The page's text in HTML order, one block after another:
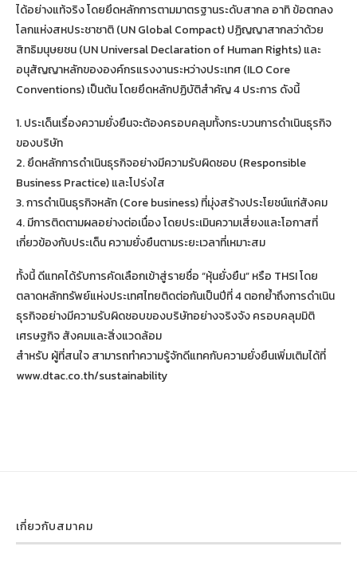
ได้อย่างแท้จริง โดยยึดหลักการตามมาตรฐานระดับสากล อาทิ ข้อตกลง
โลกแห่งสหประชาชาติ (UN Global Compact) ปฏิญญาสากลว่าด้วย
สิทธิมนุษยชน (UN Universal Declaration of Human Rights) และ
อนุสัญญาหลักขององค์กรแรงงานระหว่างประเทศ (ILO Core
Conventions) เป็นต้น โดยยึดหลักปฏิบัติสำคัญ 4 ประการ ดังนี้
1. ประเด็นเรื่องความยั่งยืนจะต้องครอบคลุมทั้งกระบวนการดำเนินธุรกิจ
ของบริษัท
2. ยึดหลักการดำเนินธุรกิจอย่างมีความรับผิดชอบ (Responsible
Business Practice) และโปร่งใส
3. การดำเนินธุรกิจหลัก (Core business) ที่มุ่งสร้างประโยชน์แก่สังคม
4. มีการติดตามผลอย่างต่อเนื่อง โดยประเมินความเสี่ยงและโอกาสที่
เกี่ยวข้องกับประเด็น ความยั่งยืนตามระยะเวลาที่เหมาะสม
ทั้งนี้ ดีแทคได้รับการคัดเลือกเข้าสู่รายชื่อ “หุ้นยั่งยืน” หรือ THSI โดย
ตลาดหลักทรัพย์แห่งประเทศไทยติดต่อกันเป็นปีที่ 4 ตอกย้ำถึงการดำเนิน
ธุรกิจอย่างมีความรับผิดชอบของบริษัทอย่างจริงจัง ครอบคลุมมิติ
เศรษฐกิจ สังคมและสิ่งแวดล้อม
สำหรับ ผู้ที่สนใจ สามารถทำความรู้จักดีแทคกับความยั่งยืนเพิ่มเติมได้ที่
www.dtac.co.th/sustainability
เกี่ยวกับสมาคม